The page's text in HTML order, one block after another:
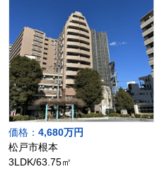
価格： 4,680万円
松戸市根本
3LDK/63.75㎡